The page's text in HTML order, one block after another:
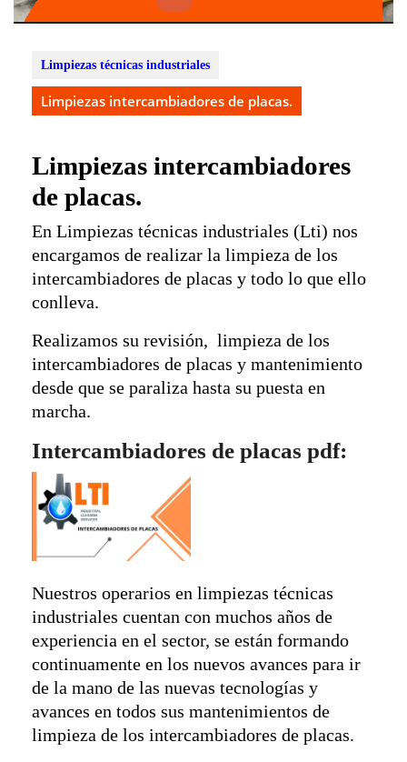
Botón
apertura
Limpiezas técnicas industriales
Limpiezas intercambiadores de placas.
Limpiezas intercambiadores
de placas.
En Limpiezas técnicas industriales (Lti) nos
encargamos de realizar la limpieza de los
intercambiadores de placas y todo lo que ello
conlleva.
Realizamos su revisión, limpieza de los
intercambiadores de placas y mantenimiento
desde que se paraliza hasta su puesta en
marcha.
Intercambiadores de placas pdf:
Nuestros operarios en limpiezas técnicas
industriales cuentan con muchos años de
experiencia en el sector, se están formando
continuamente en los nuevos avances para ir
de la mano de las nuevas tecnologías y
avances en todos sus mantenimientos de
limpieza de los intercambiadores de placas.